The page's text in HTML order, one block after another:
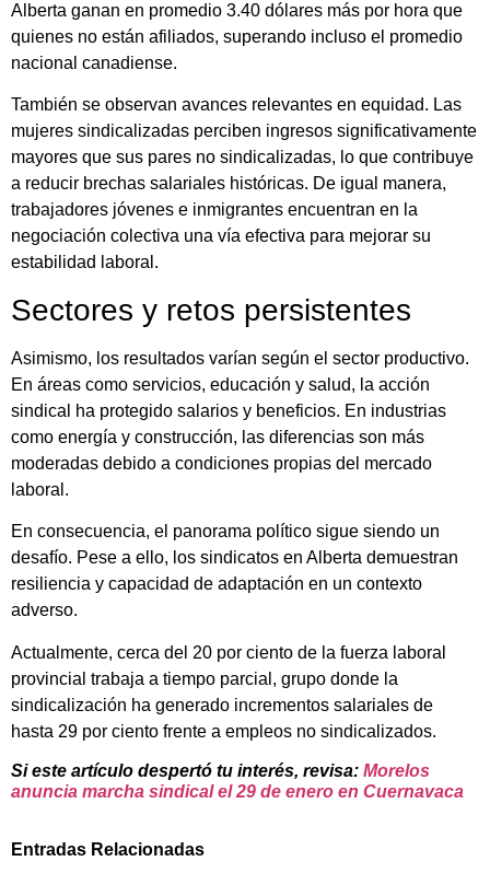
Alberta ganan en promedio 3.40 dólares más por hora que
quienes no están afiliados, superando incluso el promedio
nacional canadiense.
También se observan avances relevantes en equidad. Las
mujeres sindicalizadas perciben ingresos significativamente
mayores que sus pares no sindicalizadas, lo que contribuye
a reducir brechas salariales históricas. De igual manera,
trabajadores jóvenes e inmigrantes encuentran en la
negociación colectiva una vía efectiva para mejorar su
estabilidad laboral.
Sectores y retos persistentes
Asimismo, los resultados varían según el sector productivo.
En áreas como servicios, educación y salud, la acción
sindical ha protegido salarios y beneficios. En industrias
como energía y construcción, las diferencias son más
moderadas debido a condiciones propias del mercado
laboral.
En consecuencia, el panorama político sigue siendo un
desafío. Pese a ello, los sindicatos en Alberta demuestran
resiliencia y capacidad de adaptación en un contexto
adverso.
Actualmente, cerca del 20 por ciento de la fuerza laboral
provincial trabaja a tiempo parcial, grupo donde la
sindicalización ha generado incrementos salariales de
hasta 29 por ciento frente a empleos no sindicalizados.
Si este artículo despertó tu interés, revisa: Morelos
anuncia marcha sindical el 29 de enero en Cuernavaca
Entradas Relacionadas